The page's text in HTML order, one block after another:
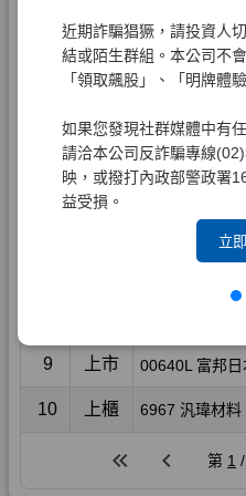
近期詐騙猖獗，請投資人
結或陌生群組。本公司不
「領取飆股」、「明牌體
如果您發現社群媒體中有
請洽本公司反詐騙專線
映，或撥打內政部警政署
益受損。
立